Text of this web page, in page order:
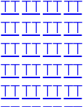
TTTTTTTT
TTTTTTTT
TTTTTTTT
TTTTTTTT
TTTTTTTT